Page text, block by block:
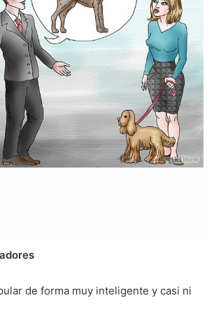
de forma muy inteligente y casi ni